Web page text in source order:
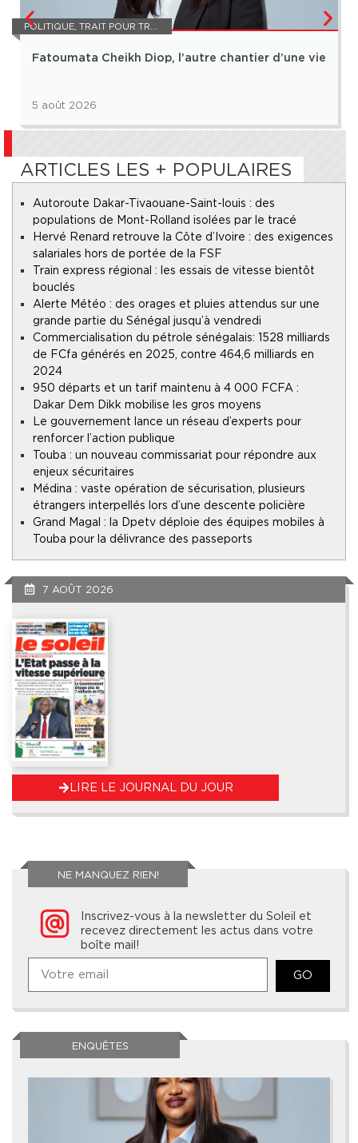
POLITIQUE TRAIT POUR TRAIT
Fatoumata Cheikh Diop, l’autre chantier d’une vie
5 août 2026
ARTICLES LES + POPULAIRES
Autoroute Dakar-Tivaouane-Saint-louis : des
populations de Mont-Rolland isolées par le tracé
Hervé Renard retrouve la Côte d’Ivoire : des exigences
salariales hors de portée de la FSF
Train express régional : les essais de vitesse bientôt
bouclés
Alerte Météo : des orages et pluies attendus sur une
grande partie du Sénégal jusqu’à vendredi
Commercialisation du pétrole sénégalais : 1528 milliards
de FCfa générés en 2025, contre 464,6 milliards en
2024
950 départs et un tarif maintenu à 4 000 FCFA :
Dakar Dem Dikk mobilise les gros moyens
Le gouvernement lance un réseau d’experts pour
renforcer l’action publique
Touba : un nouveau commissariat pour répondre aux
enjeux sécuritaires
Médina : vaste opération de sécurisation, plusieurs
étrangers interpellés lors d’une descente policière
Grand Magal : la Dpetv déploie des équipes mobiles à
Touba pour la délivrance des passeports
7 AOÛT 2026
LIRE LE JOURNAL DU JOUR
NE MANQUEZ RIEN!
Inscrivez-vous à la newsletter du Soleil et
recevez directement les actus dans votre
boîte mail!
GO
ENQUÊTES